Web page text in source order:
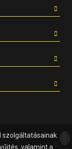
szolgáltatásainak
valamint a